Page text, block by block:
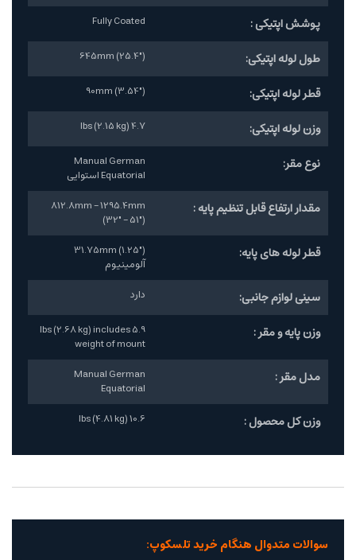
پوشش اپتیکی : Fully Coated
طول لوله اپتیکی: 645mm (25.4")
قطر لوله اپتیکی: 90mm (3.54")
وزن لوله اپتیکی: 4.7 lbs (2.15 kg)
نوع مقر:
Manual German
Equatorial استوایی
مقدار ارتفاع قابل تنظیم پایه :
812.8mm - 1295.4mm
(32" - 51")
قطر لوله های پایه:
31.75mm (1.25")
آلومینیوم
سینی لوازم جانبی: دارد
وزن پایه و مقر :
5.9 lbs (2.68 kg) includes
weight of mount
مدل مقر :
Manual German
Equatorial
وزن کل محصول : 10.6 lbs (4.81 kg)
سوالات متدوال هنگام خرید تلسکوپ: